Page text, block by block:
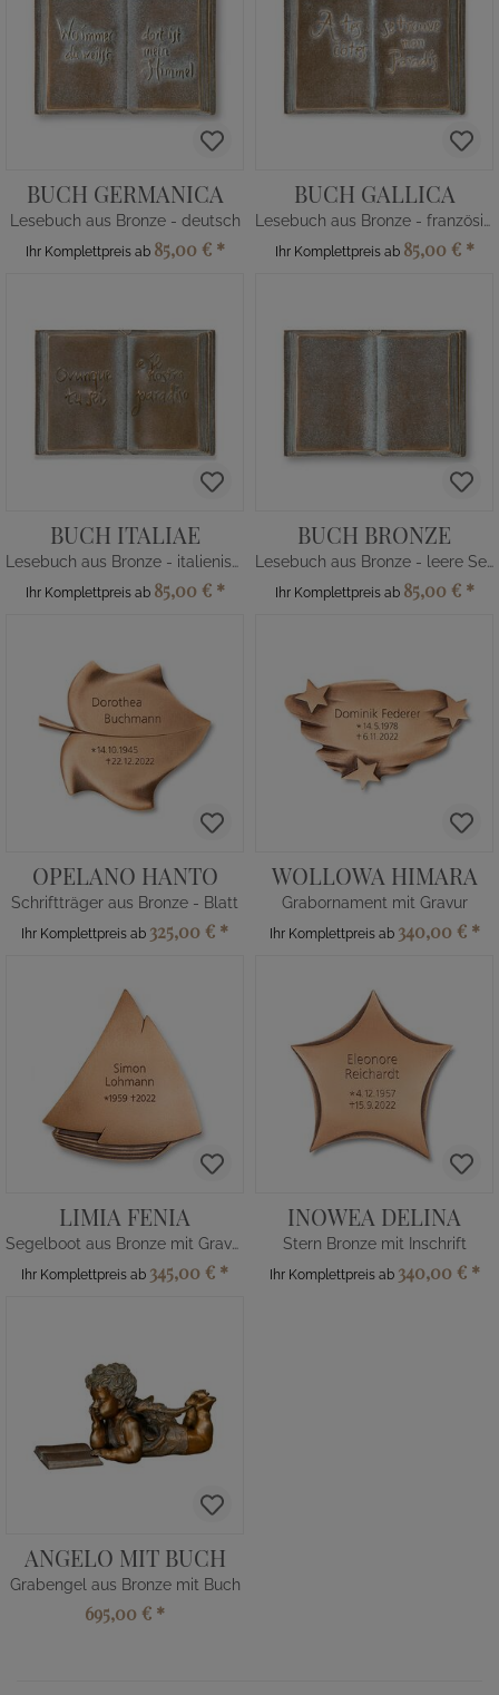
BUCH GERMANICA
Lesebuch aus Bronze - deutsch
Ihr Komplettpreis ab 85,00 € *
BUCH GALLICA
Lesebuch aus Bronze - französisch
Ihr Komplettpreis ab 85,00 € *
BUCH ITALIAE
Lesebuch aus Bronze - italienisch
Ihr Komplettpreis ab 85,00 € *
BUCH BRONZE
Lesebuch aus Bronze - leere Seiten
Ihr Komplettpreis ab 85,00 € *
OPELANO HANTO
Schriftträger aus Bronze - Blatt
Ihr Komplettpreis ab 325,00 € *
WOLLOWA HIMARA
Grabornament mit Gravur
Ihr Komplettpreis ab 340,00 € *
LIMIA FENIA
Segelboot aus Bronze mit Gravur
Ihr Komplettpreis ab 345,00 € *
INOWEA DELINA
Stern Bronze mit Inschrift
Ihr Komplettpreis ab 340,00 € *
ANGELO MIT BUCH
Grabengel aus Bronze mit Buch
695,00 € *